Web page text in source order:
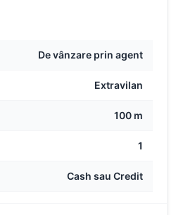
De vânzare prin agent
Extravilan
100 m
1
Cash sau Credit